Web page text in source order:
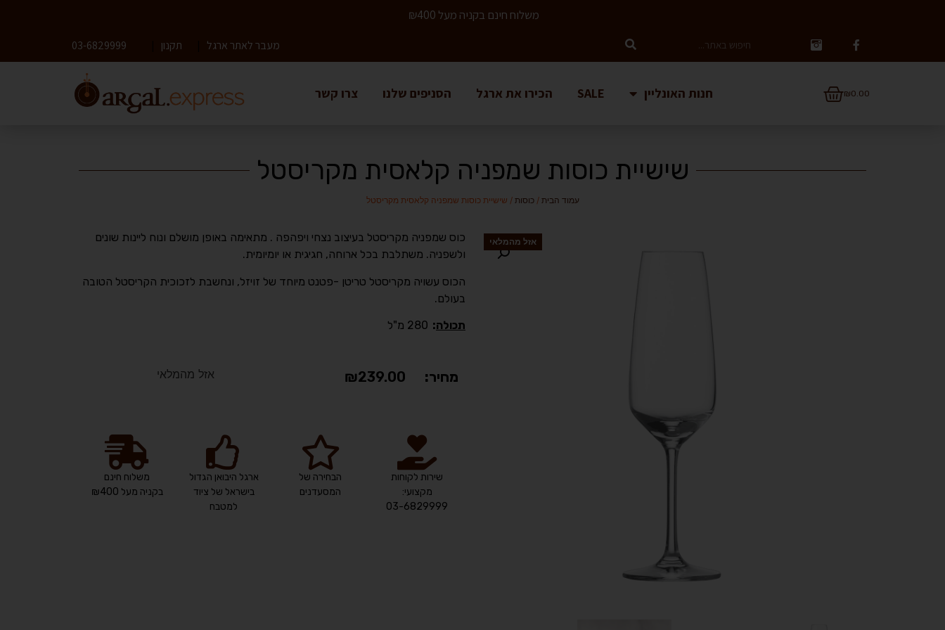
משלוח חינם בקניה מעל ₪400
מעבר לאתר ארגל תקנון 03-6829999
₪0.00 חנות האונליין SALE הכירו את ארגל הסניפים שלנו צרו קשר
שישיית כוסות שמפניה קלאסית מקריסטל
עמוד הבית /כוסות / שישיית כוסות שמפניה קלאסית מקריסטל
אזל מהמלאי
כוס שמפניה מקריסטל בעיצוב נצחי ויפהפה . מתאימה באופן מושלם ונוח ליינות שונים
ולשפניה. משתלבת בכל ארוחה, חגיגית או יומיומית.
הכוס עשויה מקריסטל טריטן -פטנט מיוחד של זויזל, ונחשבת לזכוכית הקריסטל הטובה
בעולם.
תכולה: 280 מ"ל
מחיר: ₪239.00 אזל מהמלאי
שירות לקוחות
מקצועי:
03-6829999
הבחירה של
המסעדנים
ארגל היבואן הגדול
בישראל של ציוד
למטבח
משלוח חינם
בקניה מעל ₪400